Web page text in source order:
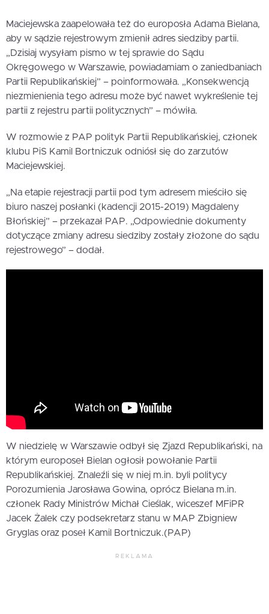
Maciejewska zaapelowała też do europosła Adama Bielana,
aby w sądzie rejestrowym zmienił adres siedziby partii.
„Dzisiaj wysyłam pismo w tej sprawie do Sądu
Okręgowego w Warszawie, powiadamiam o zaniedbaniach
Partii Republikańskiej” – poinformowała. „Konsekwencją
niezmienienia tego adresu może być nawet wykreślenie tej
partii z rejestru partii politycznych” – mówiła.
W rozmowie z PAP polityk Partii Republikańskiej, członek
klubu PiS Kamil Bortniczuk odniósł się do zarzutów
Maciejewskiej.
„Na etapie rejestracji partii pod tym adresem mieściło się
biuro naszej posłanki (kadencji 2015-2019) Magdaleny
Błońskiej” – przekazał PAP. „Odpowiednie dokumenty
dotyczące zmiany adresu siedziby zostały złożone do sądu
rejestrowego” – dodał.
W niedzielę w Warszawie odbył się Zjazd Republikański, na
którym europoseł Bielan ogłosił powołanie Partii
Republikańskiej. Znaleźli się w niej m.in. byli politycy
Porozumienia Jarosława Gowina, oprócz Bielana m.in.
członek Rady Ministrów Michał Cieślak, wiceszef MFiPR
Jacek Żalek czy podsekretarz stanu w MAP Zbigniew
Gryglas oraz poseł Kamil Bortniczuk.(PAP)
REKLAMA